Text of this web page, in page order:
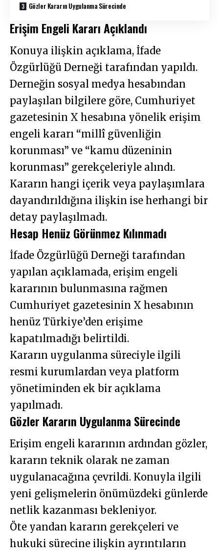
Gözler Kararın Uygulanma Sürecinde
Erişim Engeli Kararı Açıklandı
Konuya ilişkin açıklama, İfade
Özgürlüğü Derneği tarafından yapıldı.
Derneğin sosyal medya hesabından
paylaşılan bilgilere göre, Cumhuriyet
gazetesinin X hesabına yönelik erişim
engeli kararı “millî güvenliğin
korunması” ve “kamu düzeninin
korunması” gerekçeleriyle alındı.
Kararın hangi içerik veya paylaşımlara
dayandırıldığına ilişkin ise herhangi bir
detay paylaşılmadı.
Hesap Henüz Görünmez Kılınmadı
İfade Özgürlüğü Derneği tarafından
yapılan açıklamada, erişim engeli
kararının bulunmasına rağmen
Cumhuriyet gazetesinin X hesabının
henüz Türkiye’den erişime
kapatılmadığı belirtildi.
Kararın uygulanma süreciyle ilgili
resmi kurumlardan veya platform
yönetiminden ek bir açıklama
yapılmadı.
Gözler Kararın Uygulanma Sürecinde
Erişim engeli kararının ardından gözler,
kararın teknik olarak ne zaman
uygulanacağına çevrildi. Konuyla ilgili
yeni gelişmelerin önümüzdeki günlerde
netlik kazanması bekleniyor.
Öte yandan kararın gerekçeleri ve
hukuki sürecine ilişkin ayrıntıların